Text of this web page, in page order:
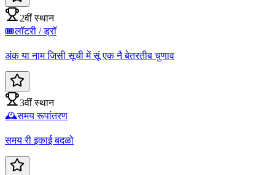
2वीं स्थान
🎟️लॉटरी / ड्रॉ
अंक या नाम जिसी सूची में सूं एक नै बेतरतीब चुणाव
3वीं स्थान
🕰️समय रूपांतरण
समय री इकाई बदळो